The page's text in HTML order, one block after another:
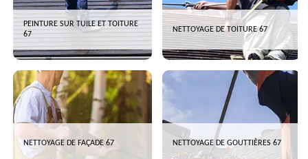
PEINTURE SUR TUILE ET TOITURE
67
NETTOYAGE DE TOITURE 67
NETTOYAGE DE FAÇADE 67 NETTOYAGE DE GOUTTIÈRES 67